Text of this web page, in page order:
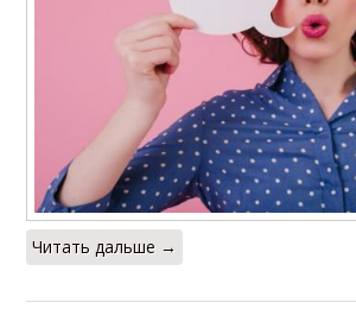
Читать дальше →